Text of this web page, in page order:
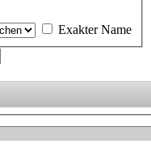
Exakter Name